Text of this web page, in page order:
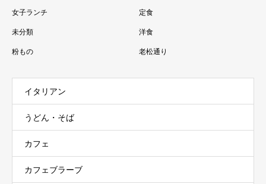
女子ランチ 定食
未分類 洋食
粉もの 老松通り
イタリアン
うどん・そば
カフェ
カフェブラーブ